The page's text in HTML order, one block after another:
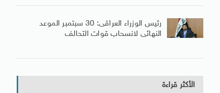
رئيس الوزراء العراقى: 30 سبتمبر الموعد
النهائى لانسحاب قوات التحالف
الأكثر قراءة